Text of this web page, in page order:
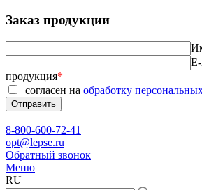
Заказ продукции
продукция*
согласен на обработку
8-800-600-72-41
opt@lepse.ru
Обратный звонок
Меню
RU